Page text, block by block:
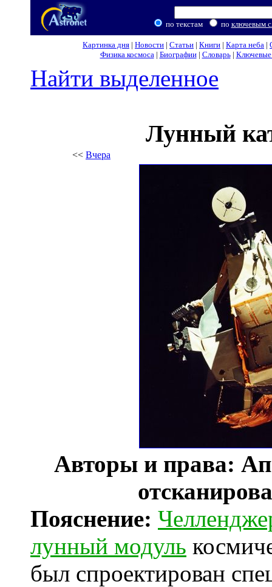
по текстам по ключевым
Картинка дня | Новости | Статьи | Книги | Карта неба |
Физика космоса| Биографии| Словарь| Ключевые
Найти выделенное
Лунный
<< Вчера
Авторы и права:
Пояснение:
лунный модуль
был спроектирован